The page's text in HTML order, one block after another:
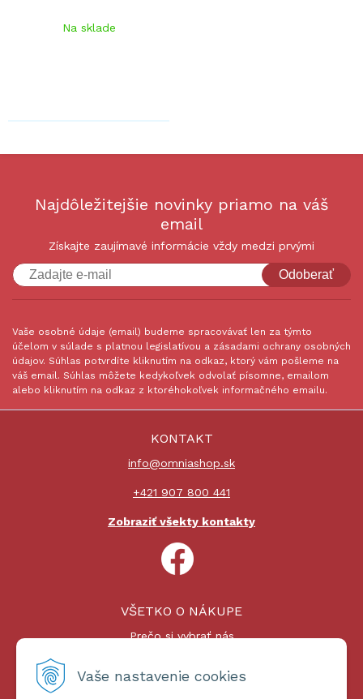
Vaše nastavenie cookies
Na sklade
Najdôležitejšie novinky priamo na váš
email
Získajte zaujímavé informácie vždy medzi prvými
Odoberať
Vaše osobné údaje (email) budeme spracovávať len za týmto
účelom v súlade s platnou legislatívou a zásadami ochrany osobných
údajov. Súhlas potvrdíte kliknutím na odkaz, ktorý vám pošleme na
váš email. Súhlas môžete kedykoľvek odvolať písomne, emailom
alebo kliknutím na odkaz z ktoréhokoľvek informačného emailu.
KONTAKT
info@omniashop.sk
+421 907 800 441
Zobraziť všekty kontakty
VŠETKO O NÁKUPE
Prečo si vybrať nás
Platby a doprava